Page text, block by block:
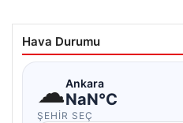
Hava Durumu
☁Ankara
NaN°C
ŞEHIR SEÇ